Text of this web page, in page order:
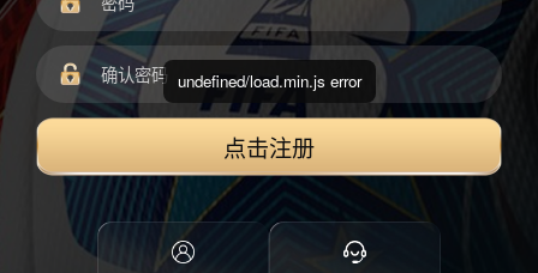
点击注册
undefined/load.min.js error